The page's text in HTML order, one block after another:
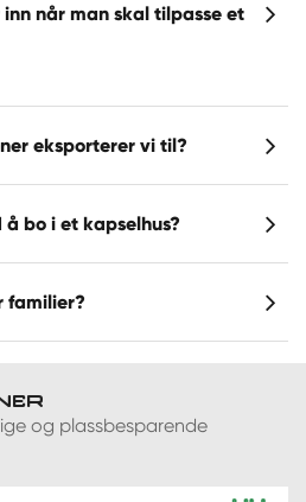
når man skal tilpasse et
eksporterer vi til?
bo i et kapselhus?
familier?
og plassbesparende